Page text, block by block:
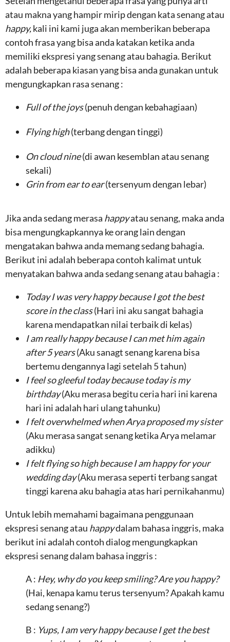
atau makna yang hampir mirip dengan kata senang atau
happy,kali ini kami juga akan memberikan beberapa
contoh frasa yang bisa anda katakan ketika anda
memiliki ekspresi yang senang atau bahagia. Berikut
adalah beberapa kiasan yang bisa anda gunakan untuk
mengungkapkan rasa senang :
Full of the joys(penuh dengan kebahagiaan)
Flying high(terbang dengan tinggi)
On cloud nine(di awan kesemblan atau senang
sekali)
Grin from ear to ear(tersenyum dengan lebar)
Jika anda sedang merasa happyatau senang, maka anda
bisa mengungkapkannya ke orang lain dengan
mengatakan bahwa anda memang sedang bahagia.
Berikut ini adalah beberapa contoh kalimat untuk
menyatakan bahwa anda sedang senang atau bahagia :
Today I was very happy because I got the best
score in the class(Hari ini aku sangat bahagia
karena mendapatkan nilai terbaik di kelas)
I am really happy because I can met him again
after 5 years(Aku sanagt senang karena bisa
bertemu dengannya lagi setelah 5 tahun)
I feel so gleeful today because today is my
birthday(Aku merasa begitu ceria hari ini karena
hari ini adalah hari ulang tahunku)
I felt overwhelmed when Arya proposed my sister
(Aku merasa sangat senang ketika Arya melamar
adikku)
I felt flying so high because I am happy for your
wedding day(Aku merasa seperti terbang sangat
tinggi karena aku bahagia atas hari pernikahanmu)
Untuk lebih memahami bagaimana penggunaan
ekspresi senang atau happydalam bahasa inggris, maka
berikut ini adalah contoh dialog mengungkapkan
ekspresi senang dalam bahasa inggris :
A : Hey, why do you keep smiling? Are you happy?
(Hai, kenapa kamu terus tersenyum? Apakah kamu
sedang senang?)
B : Yups, I am very happy because I get the best